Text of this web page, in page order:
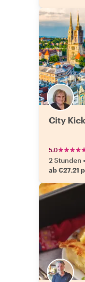
City
5.0
2 Stunden •
ab €27.21